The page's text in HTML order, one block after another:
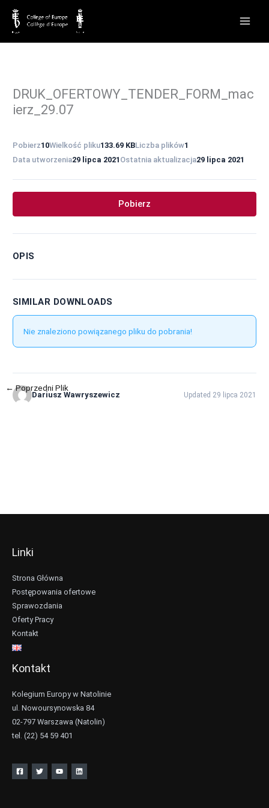
treści
DRUK_OFERTOWY_TENDER_FORM_mac
ierz_29.07
Pobierz10Wielkość pliku133.69 KBLiczba plików1
Data utworzenia29 lipca 2021 Ostatnia aktualizacja29 lipca 2021
Pobierz
OPIS
SIMILAR DOWNLOADS
Nie znaleziono powiązanego pliku do pobrania!
Dariusz Wawryszewicz Updated 29 lipca 2021
←Poprzedni Plik
Linki
Strona Główna
Postępowania ofertowe
Sprawozdania
Oferty Pracy
Kontakt
Kontakt
Kolegium Europy w Natolinie
ul. Nowoursynowska 84
02-797 Warszawa (Natolin)
tel. (22) 54 59 401